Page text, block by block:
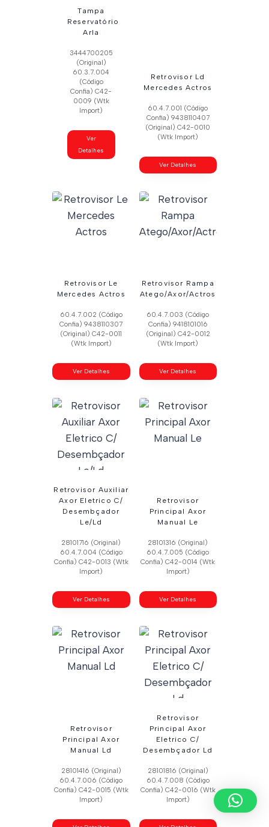
Tampa
Reservatório
Arla
3444700205
(Original)
60.3.7.004
(Código
Confia) C42-
0009 (Wtk
Import)
Ver
Detalhes
Retrovisor Ld
Mercedes Actros
60.4.7.001 (Código
Confia) 9438110407
(Original) C42-0010
(Wtk Import)
Ver Detalhes
Retrovisor Le
Mercedes Actros
60.4.7.002 (Código
Confia) 9438110307
(Original) C42-0011
(Wtk Import)
Ver Detalhes
Retrovisor Rampa
Atego/Axor/Actros
60.4.7.003 (Código
Confia) 9418101016
(Original) C42-0012
(Wtk Import)
Ver Detalhes
Retrovisor Auxiliar
Axor Eletrico C/
Desembçador
Le/Ld
28101716 (Original)
60.4.7.004 (Código
Confia) C42-0013 (Wtk
Import)
Ver Detalhes
Retrovisor
Principal Axor
Manual Le
28101316 (Original)
60.4.7.005 (Código
Confia) C42-0014 (Wtk
Import)
Ver Detalhes
Retrovisor
Principal Axor
Manual Ld
28101416 (Original)
60.4.7.006 (Código
Confia) C42-0015 (Wtk
Import)
Retrovisor
Principal Axor
Eletrico C/
Desembçador Ld
28101816 (Original)
60.4.7.008 (Código
Confia) C42-0016 (Wtk
Import)